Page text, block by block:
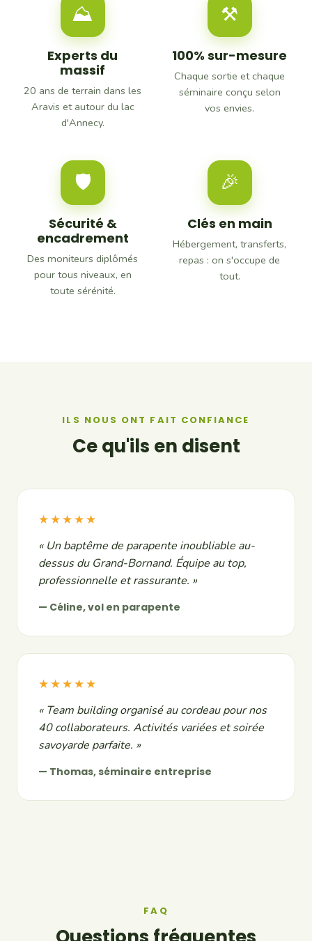
⛰
Experts du
massif
20 ans de terrain dans les
Aravis et autour du lac
d'Annecy.
⚒
100% sur-mesure
Chaque sortie et chaque
séminaire conçu selon
vos envies.
🛡
Sécurité &
encadrement
Des moniteurs diplômés
pour tous niveaux, en
toute sérénité.
🎉
Clés en main
Hébergement, transferts,
repas : on s'occupe de
tout.
ILS NOUS ONT FAIT CONFIANCE
Ce qu'ils en disent
★★★★★
« Un baptême de parapente inoubliable au-
dessus du Grand-Bornand. Équipe au top,
professionnelle et rassurante. »
— Céline, vol en parapente
★★★★★
« Team building organisé au cordeau pour nos
40 collaborateurs. Activités variées et soirée
savoyarde parfaite. »
— Thomas, séminaire entreprise
FAQ